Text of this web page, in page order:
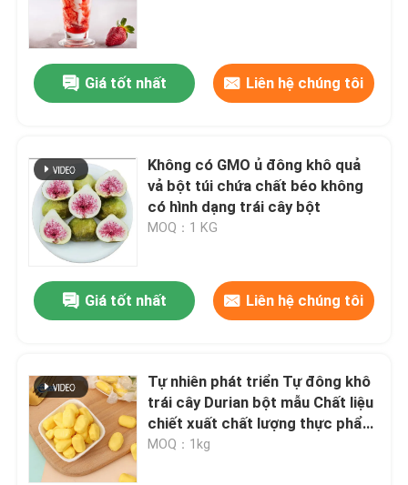
Giá tốt nhất Liên hệ chúng tôi
Không có GMO ủ đông khô quả
vả bột túi chứa chất béo không
có hình dạng trái cây bột
MOQ：1 KG
Giá tốt nhất Liên hệ chúng tôi
Tự nhiên phát triển Tự đông khô
trái cây Durian bột mẫu Chất liệu
chiết xuất chất lượng thực phẩm
Bao bì không có GMO
MOQ：1kg